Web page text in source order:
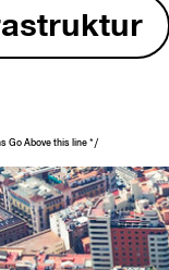
Go Above this line */